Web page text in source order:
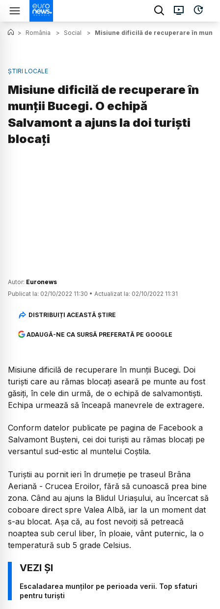
> România > Social > Misiune dificilă de recuperare în munții
ȘTIRI LOCALE
Misiune dificilă de recuperare în
munții Bucegi. O echipă
Salvamont a ajuns la doi turiști
blocați
Autor: Euronews
Publicat la: 02/10/2022 11:30 • Actualizat la: 02/10/2022 11:31
DISTRIBUIȚI ACEASTĂ ȘTIRE
ADAUGĂ-NE CA SURSĂ PREFERATĂ PE GOOGLE
Misiune dificilă de recuperare în munții Bucegi. Doi
turiști care au rămas blocați aseară pe munte au fost
găsiți, în cele din urmă, de o echipă de salvamontiști.
Echipa urmează să înceapă manevrele de extragere.
Conform datelor publicate pe pagina de Facebook a
Salvamont Buşteni, cei doi turişti au rămas blocaţi pe
versantul sud-estic al muntelui Coştila.
Turiștii au pornit ieri în drumeție pe traseul Brâna
Aeriană - Crucea Eroilor, fără să cunoască prea bine
zona. Când au ajuns la Blidul Uriaşului, au încercat să
coboare direct spre Valea Albă, iar la un moment dat
s-au blocat. Așa că, au fost nevoiți să petreacă
noaptea sub cerul liber, în ploaie, vânt puternic, la o
temperatură sub 5 grade Celsius.
Escaladarea munților pe perioada verii. Top sfaturi
pentru turiști